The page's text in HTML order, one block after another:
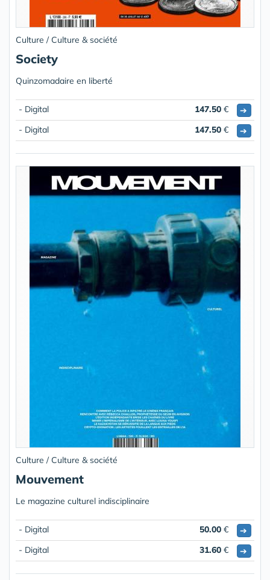
Culture / Culture & société
Society
Quinzomadaire en liberté
- Digital 147.50 €
➔
- Digital
147.50 € ➔
Culture / Culture & société
Mouvement
Le magazine culturel indisciplinaire
- Digital 50.00 €
➔
- Digital
31.60 € ➔